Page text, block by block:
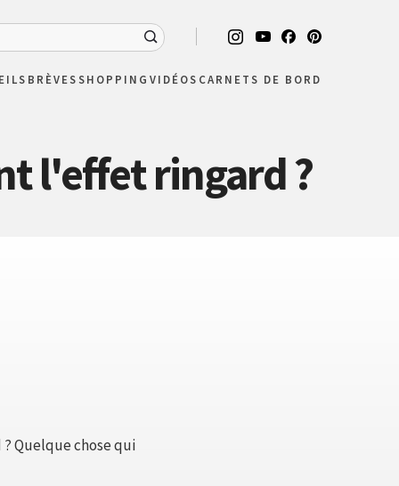
BRÈVESSHOPPING VIDÉOS CARNETS DE BORD
l'effet ringard ?
Quelque chose qui